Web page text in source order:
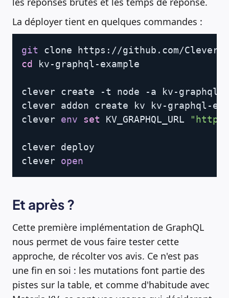
La déployer tient en quelques commandes :
git
cd kv-graphql-example
clever create -t node -a kv-graphql-
clever addon create kv kv-graphql-
clever env set KV_GRAPHQL_URL
clever deploy
clever open
Copy
Et après ?
Cette première implémentation de GraphQL
nous permet de vous faire tester cette
approche, de récolter vos avis. Ce n'est pas
une fin en soi : les mutations font partie des
pistes sur la table, et comme d'habitude avec